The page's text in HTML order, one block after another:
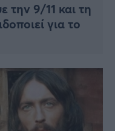
την 9/11 και τη
για το